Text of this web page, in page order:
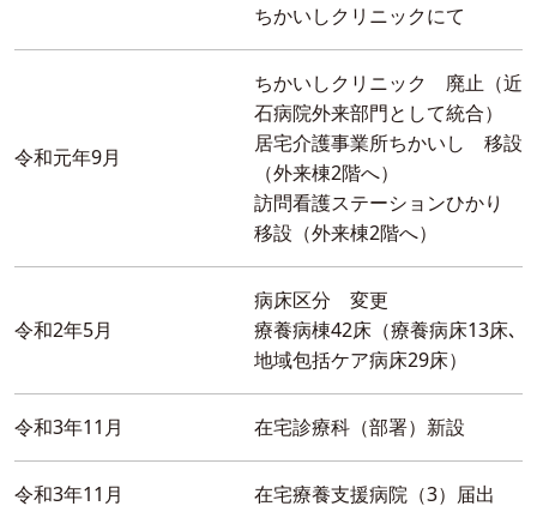
ちかいしクリニックにて
令和元年9月
ちかいしクリニック 廃止（近
石病院外来部門として統合）
居宅介護事業所ちかいし 移設
（外来棟2階へ）
訪問看護ステーションひかり
移設（外来棟2階へ）
令和2年5月
病床区分 変更
療養病棟42床（療養病床13床､
地域包括ケア病床29床）
令和3年11月 在宅診療科（部署）新設
令和3年11月 在宅療養支援病院（3）届出